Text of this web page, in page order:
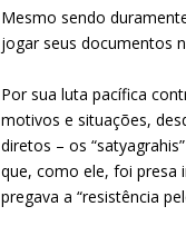
Mesmo sendo
jogar seus documentos
Por sua luta pacífica
motivos e situações,
diretos – os
que, como ele, foi presa
pregava a “resistência